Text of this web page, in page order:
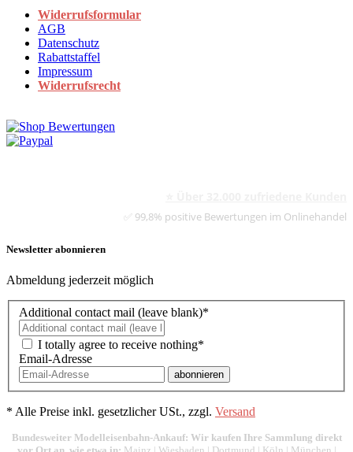
Widerrufsformular
AGB
Datenschutz
Rabattstaffel
Impressum
Widerrufsrecht
✅ 99,8% positive Bewertungen im Onlinehandel
Newsletter abonnieren
Abmeldung jederzeit möglich
Additional contact mail (leave blank)*
I totally agree to receive nothing*
Email-Adresse
abonnieren
* Alle Preise inkl. gesetzlicher USt., zzgl. Versand
Bundesweiter Modelleisenbahn-Ankauf: Wir kaufen Ihre Sammlung direkt